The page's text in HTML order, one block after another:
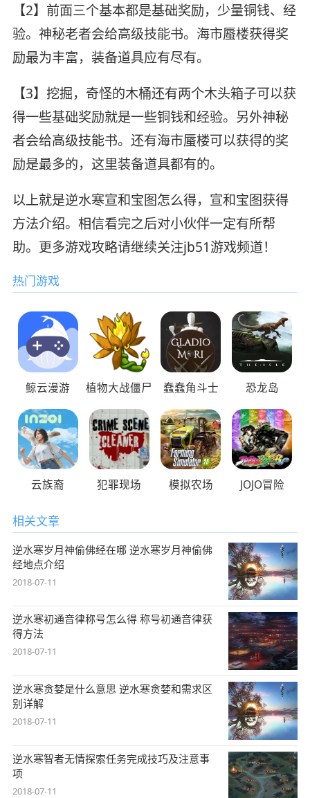
【2】前面三个基本都是基础奖励，少量铜钱、经
验。神秘老者会给高级技能书。海市蜃楼获得奖
励最为丰富，装备道具应有尽有。
【3】挖掘，奇怪的木桶还有两个木头箱子可以获
得一些基础奖励就是一些铜钱和经验。另外神秘
者会给高级技能书。还有海市蜃楼可以获得的奖
励是最多的，这里装备道具都有的。
以上就是逆水寒宣和宝图怎么得，宣和宝图获得
方法介绍。相信看完之后对小伙伴一定有所帮
助。更多游戏攻略请继续关注jb51游戏频道！
热门游戏
鲸云漫游 植物大战僵尸 蠢蠢角斗士 恐龙岛
云族裔 犯罪现场 模拟农场 JOJO冒险
相关文章
逆水寒岁月神偷佛经在哪 逆水寒岁月神偷佛
经地点介绍
2018-07-11
逆水寒初通音律称号怎么得 称号初通音律获
得方法
2018-07-11
逆水寒贪婪是什么意思 逆水寒贪婪和需求区
别详解
2018-07-11
逆水寒智者无情探索任务完成技巧及注意事
项
2018-07-11